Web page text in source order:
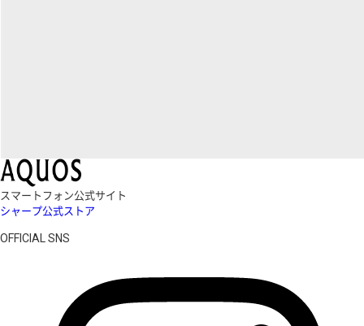
スマートフォン公式サイト
シャープ公式ストア
OFFICIAL SNS